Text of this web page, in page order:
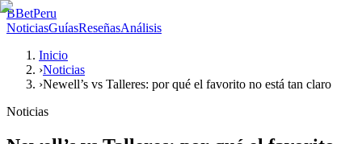
BBetPeru
NoticiasGuíasReseñasAnálisis
Inicio
›Noticias
›Newell’s vs Talleres: por qué el favorito no está tan claro
Noticias